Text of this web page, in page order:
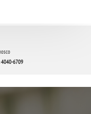
4040-6709